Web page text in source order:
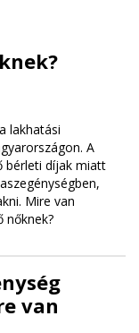
lakhatási
A
bérleti díjak miatt
Mire van
nőknek?
van